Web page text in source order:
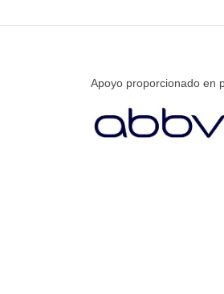
Apoyo proporcionado en